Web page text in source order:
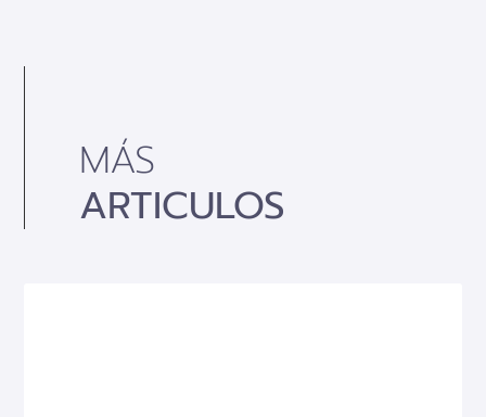
MÁS
ARTICULOS